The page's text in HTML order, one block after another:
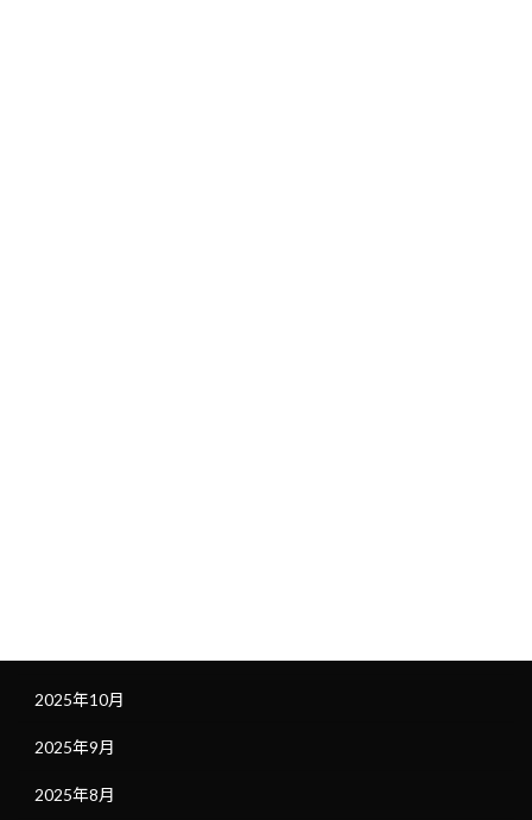
2025年10月
2025年9月
2025年8月